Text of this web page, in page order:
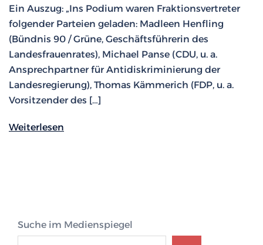
Ein Auszug: „Ins Podium waren Fraktionsvertreter
folgender Parteien geladen: Madleen Henfling
(Bündnis 90 / Grüne, Geschäftsführerin des
Landesfrauenrates), Michael Panse (CDU, u. a.
Ansprechpartner für Antidiskriminierung der
Landesregierung), Thomas Kämmerich (FDP, u. a.
Vorsitzender des […]
Weiterlesen
Suche im Medienspiegel